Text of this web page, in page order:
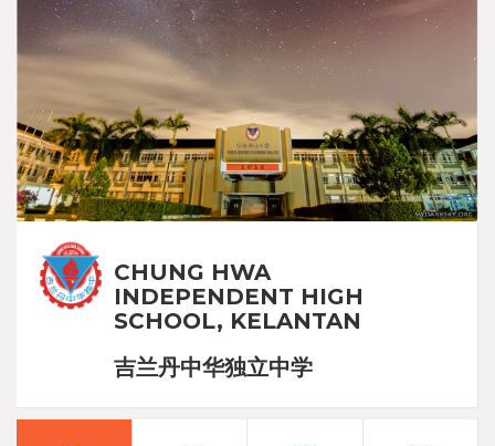
CHUNG HWA
INDEPENDENT HIGH
SCHOOL, KELANTAN
吉兰丹中华独立中学